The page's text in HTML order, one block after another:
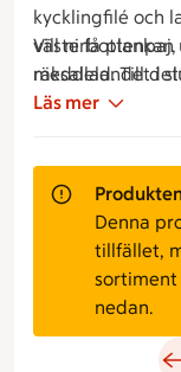
kycklingfilé och
västerbottenpaj,
räksallad. Till
choklad.
Vill ni få
meddelandet i
20kr/fat.
Läs mer
Denna
tillfället,
nedan.